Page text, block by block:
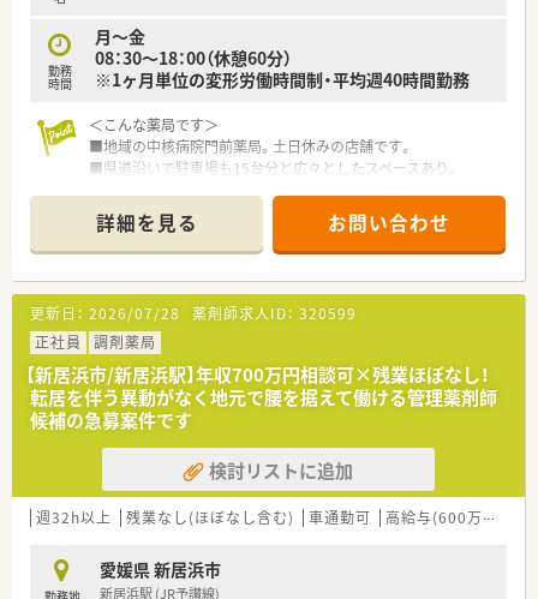
勤務
時間
月～金
08：30～18：00（休憩60分）
※1ヶ月単位の変形労働時間制・平均週40時間勤務
＜こんな薬局です＞
■地域の中核病院門前薬局。土日休みの店舗です。
■県道沿いで駐車場も15台分と広々としたスペースあり。
す。
■従業員10名前後が在籍している大型店舗です。
＜業務内容＞
■調剤・投薬・監査等、外来処方箋対応を主にお願いいたします。
■単科に偏らず幅広い科目の処方箋を取り扱います。
■処方箋枚数は140枚/日。
■電子薬歴・分包機（円盤）導入されています。
■投薬口は3か所。患者様に合わせて立ち投薬・座り投薬どちら
も対応できるようになっています。
■在宅対応も行っています。これまでのご経験やご入社後の状
況によってご担当頂く場合もございます。
＜法人特徴＞
■株式会社ファーコスと株式会社ミックが合併して新たに設立
■設立は2022年4月、スズケングループにおける全国規模の調剤
薬局チェーンとなります。
詳細を見る お問い合わせ
更新日： 2026/07/28 薬剤師求人ID： 320599
正社員
調剤薬局
【新居浜市/新居浜駅】年収700万円相談可×残業ほぼなし！
転居を伴う異動がなく地元で腰を据えて働ける管理薬剤師
候補の急募案件です
検討リストに追加
週32h以上 残業なし(ほぼなし含む) 車通勤可 高給与(600万円以上)
愛媛県 新居浜市
新居浜駅 (JR予讃線)